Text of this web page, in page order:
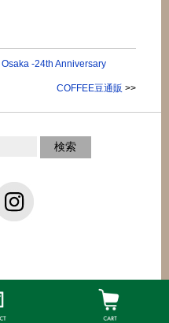
-24th Anniversary
COFFEE豆通販 >>